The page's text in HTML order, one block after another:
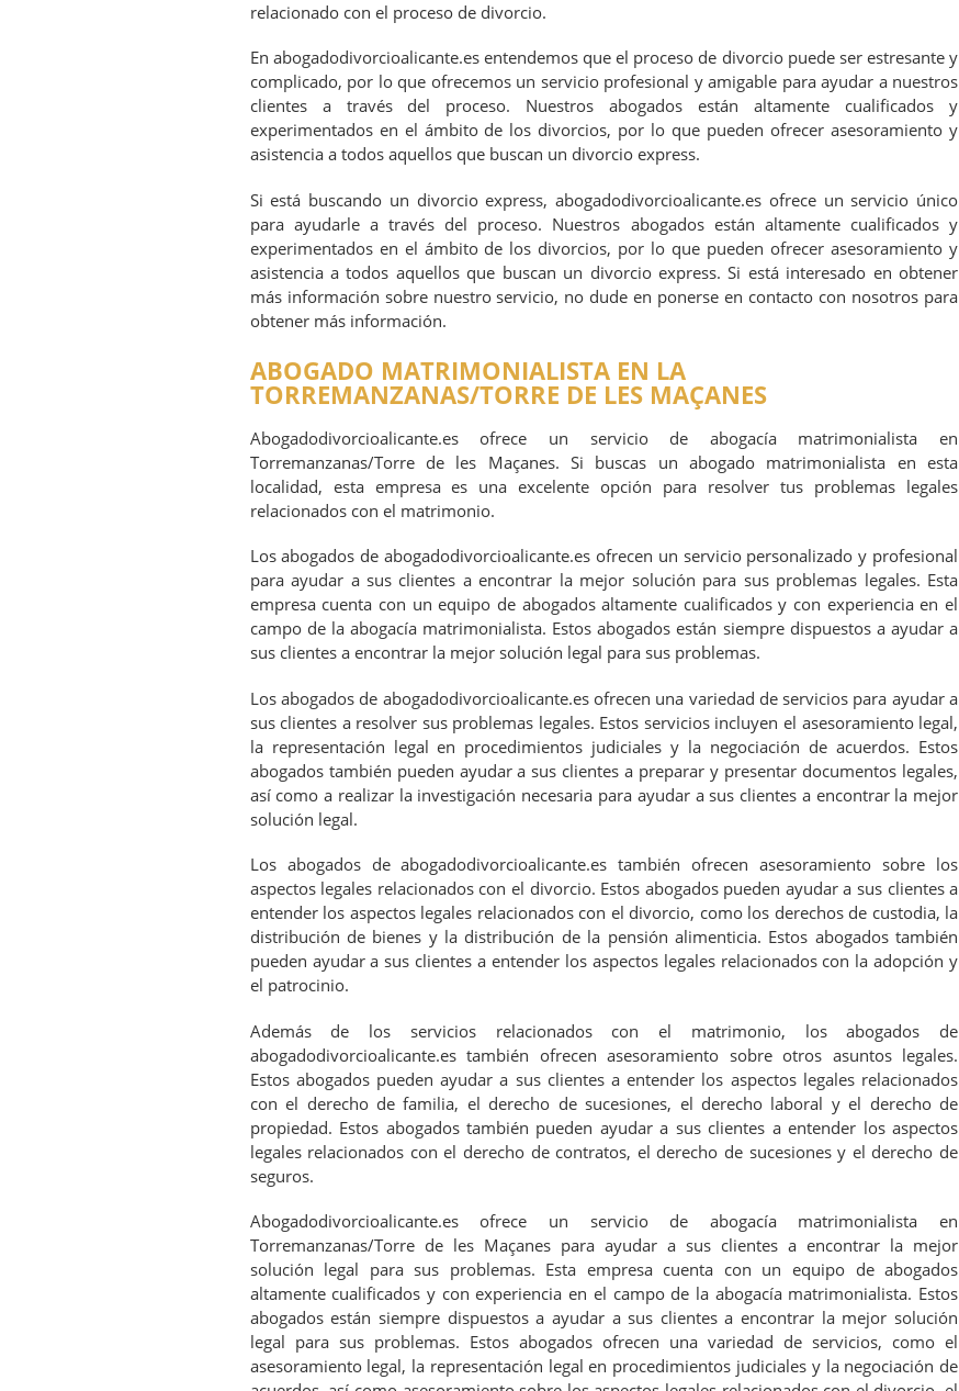
relacionado con el proceso de divorcio.
En abogadodivorcioalicante.es entendemos que el proceso de divorcio puede ser estresante y
complicado, por lo que ofrecemos un servicio profesional y amigable para ayudar a nuestros
clientes a través del proceso. Nuestros abogados están altamente cualificados y
experimentados en el ámbito de los divorcios, por lo que pueden ofrecer asesoramiento y
asistencia a todos aquellos que buscan un divorcio express.
Si está buscando un divorcio express, abogadodivorcioalicante.es ofrece un servicio único
para ayudarle a través del proceso. Nuestros abogados están altamente cualificados y
experimentados en el ámbito de los divorcios, por lo que pueden ofrecer asesoramiento y
asistencia a todos aquellos que buscan un divorcio express. Si está interesado en obtener
más información sobre nuestro servicio, no dude en ponerse en contacto con nosotros para
obtener más información.
ABOGADO MATRIMONIALISTA EN LA
TORREMANZANAS/TORRE DE LES MAÇANES
Abogadodivorcioalicante.es ofrece un servicio de abogacía matrimonialista en
Torremanzanas/Torre de les Maçanes. Si buscas un abogado matrimonialista en esta
localidad, esta empresa es una excelente opción para resolver tus problemas legales
relacionados con el matrimonio.
Los abogados de abogadodivorcioalicante.es ofrecen un servicio personalizado y profesional
para ayudar a sus clientes a encontrar la mejor solución para sus problemas legales. Esta
empresa cuenta con un equipo de abogados altamente cualificados y con experiencia en el
campo de la abogacía matrimonialista. Estos abogados están siempre dispuestos a ayudar a
sus clientes a encontrar la mejor solución legal para sus problemas.
Los abogados de abogadodivorcioalicante.es ofrecen una variedad de servicios para ayudar a
sus clientes a resolver sus problemas legales. Estos servicios incluyen el asesoramiento legal,
la representación legal en procedimientos judiciales y la negociación de acuerdos. Estos
abogados también pueden ayudar a sus clientes a preparar y presentar documentos legales,
así como a realizar la investigación necesaria para ayudar a sus clientes a encontrar la mejor
solución legal.
Los abogados de abogadodivorcioalicante.es también ofrecen asesoramiento sobre los
aspectos legales relacionados con el divorcio. Estos abogados pueden ayudar a sus clientes a
entender los aspectos legales relacionados con el divorcio, como los derechos de custodia, la
distribución de bienes y la distribución de la pensión alimenticia. Estos abogados también
pueden ayudar a sus clientes a entender los aspectos legales relacionados con la adopción y
el patrocinio.
Además de los servicios relacionados con el matrimonio, los abogados de
abogadodivorcioalicante.es también ofrecen asesoramiento sobre otros asuntos legales.
Estos abogados pueden ayudar a sus clientes a entender los aspectos legales relacionados
con el derecho de familia, el derecho de sucesiones, el derecho laboral y el derecho de
propiedad. Estos abogados también pueden ayudar a sus clientes a entender los aspectos
legales relacionados con el derecho de contratos, el derecho de sucesiones y el derecho de
seguros.
Abogadodivorcioalicante.es ofrece un servicio de abogacía matrimonialista en
Torremanzanas/Torre de les Maçanes para ayudar a sus clientes a encontrar la mejor
solución legal para sus problemas. Esta empresa cuenta con un equipo de abogados
altamente cualificados y con experiencia en el campo de la abogacía matrimonialista. Estos
abogados están siempre dispuestos a ayudar a sus clientes a encontrar la mejor solución
legal para sus problemas. Estos abogados ofrecen una variedad de servicios, como el
asesoramiento legal, la representación legal en procedimientos judiciales y la negociación de